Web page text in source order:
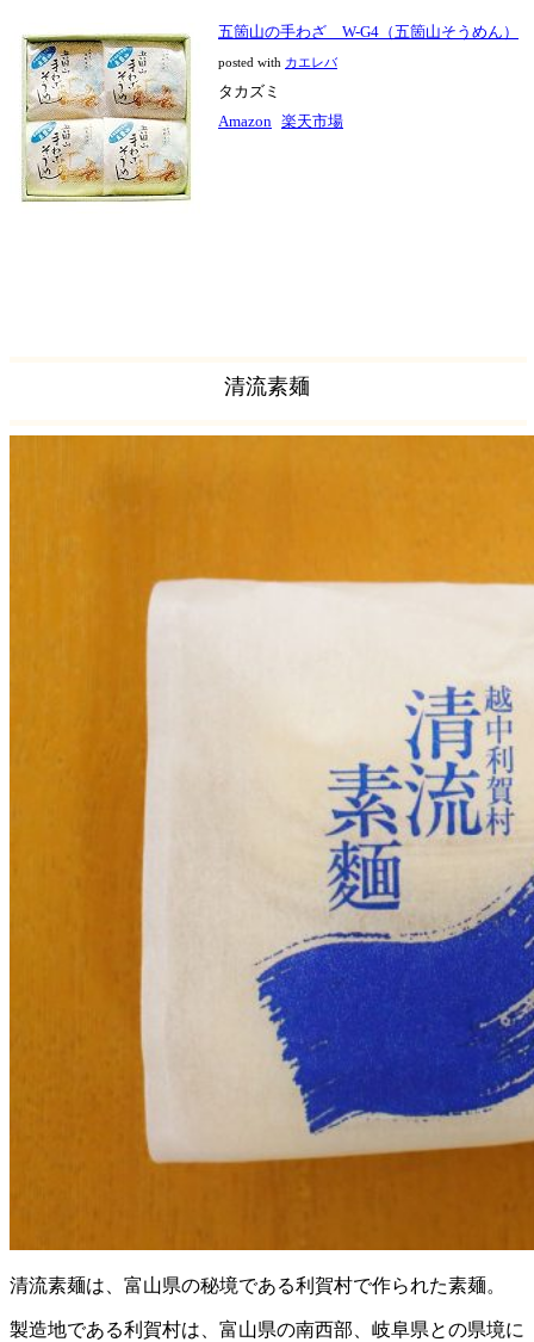
五箇山の手わざ W-G4（五箇山そうめん）
posted with カエレバ
タカズミ
Amazon 楽天市場
清流素麺
清流素麺は、富山県の秘境である利賀村で作られた素麺。
製造地である利賀村は、富山県の南西部、岐阜県との県境に